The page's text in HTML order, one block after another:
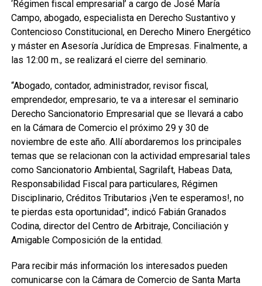
‘Régimen fiscal empresarial’ a cargo de José María
Campo, abogado, especialista en Derecho Sustantivo y
Contencioso Constitucional, en Derecho Minero Energético
y máster en Asesoría Jurídica de Empresas. Finalmente, a
las 12:00 m., se realizará el cierre del seminario.
“Abogado, contador, administrador, revisor fiscal,
emprendedor, empresario, te va a interesar el seminario
Derecho Sancionatorio Empresarial que se llevará a cabo
en la Cámara de Comercio el próximo 29 y 30 de
noviembre de este año. Allí abordaremos los principales
temas que se relacionan con la actividad empresarial tales
como Sancionatorio Ambiental, Sagrilaft, Habeas Data,
Responsabilidad Fiscal para particulares, Régimen
Disciplinario, Créditos Tributarios ¡Ven te esperamos!, no
te pierdas esta oportunidad”; indicó Fabián Granados
Codina, director del Centro de Arbitraje, Conciliación y
Amigable Composición de la entidad.
Para recibir más información los interesados pueden
comunicarse con la Cámara de Comercio de Santa Marta